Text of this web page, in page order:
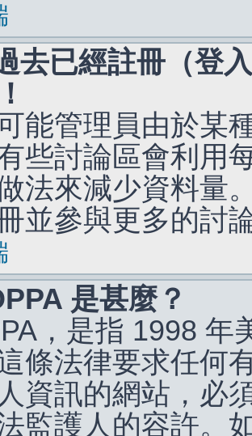
去已經註冊（登
能管理員由於某
些討論區會利用
法來減少資料量
並參與更多的討
是甚麼？
，是指 1998 年
條法律要求任何
資訊的網站，必
監護人的容許。